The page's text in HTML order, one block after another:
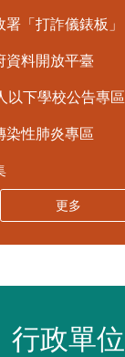
署「打詐儀錶板」
資料開放平臺
以下學校公告專區
染性肺炎專區
更多
行政單位